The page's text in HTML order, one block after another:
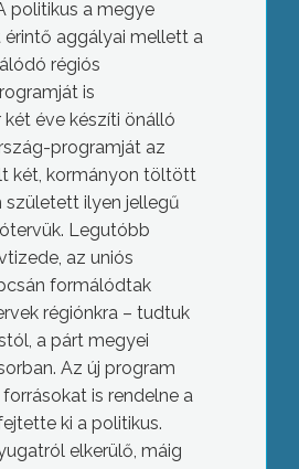
politikus a megye
aggályai mellett a
régiós
is
éve készíti önálló
programját az
két, kormányon töltött
született ilyen jellegű
Legutóbb
az uniós
formálódtak
régiónkra – tudtuk
a párt megyei
Az új program
is rendelne a
ki a politikus.
elkerülő, máig